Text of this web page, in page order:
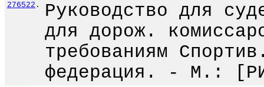
276522 .
Руководство для
для дорож.
требованиям
федерация. - М.: